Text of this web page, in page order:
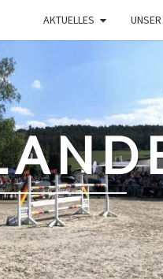
AKTUELLES